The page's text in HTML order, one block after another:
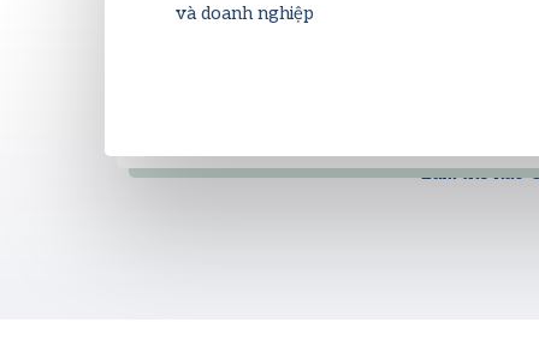
và doanh nghiệp
Làm thế nào